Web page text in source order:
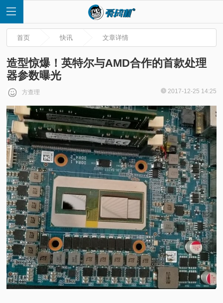
首
页
快
讯
评
测
视
频
科
首页 快讯 文章详情
造型惊爆！英特尔与AMD合作的首款处理
器参数曝光
方查理 2017-12-25 14:25